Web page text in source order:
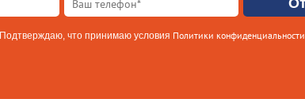
Подтверждаю, что принимаю условия Политики конфиденциальности